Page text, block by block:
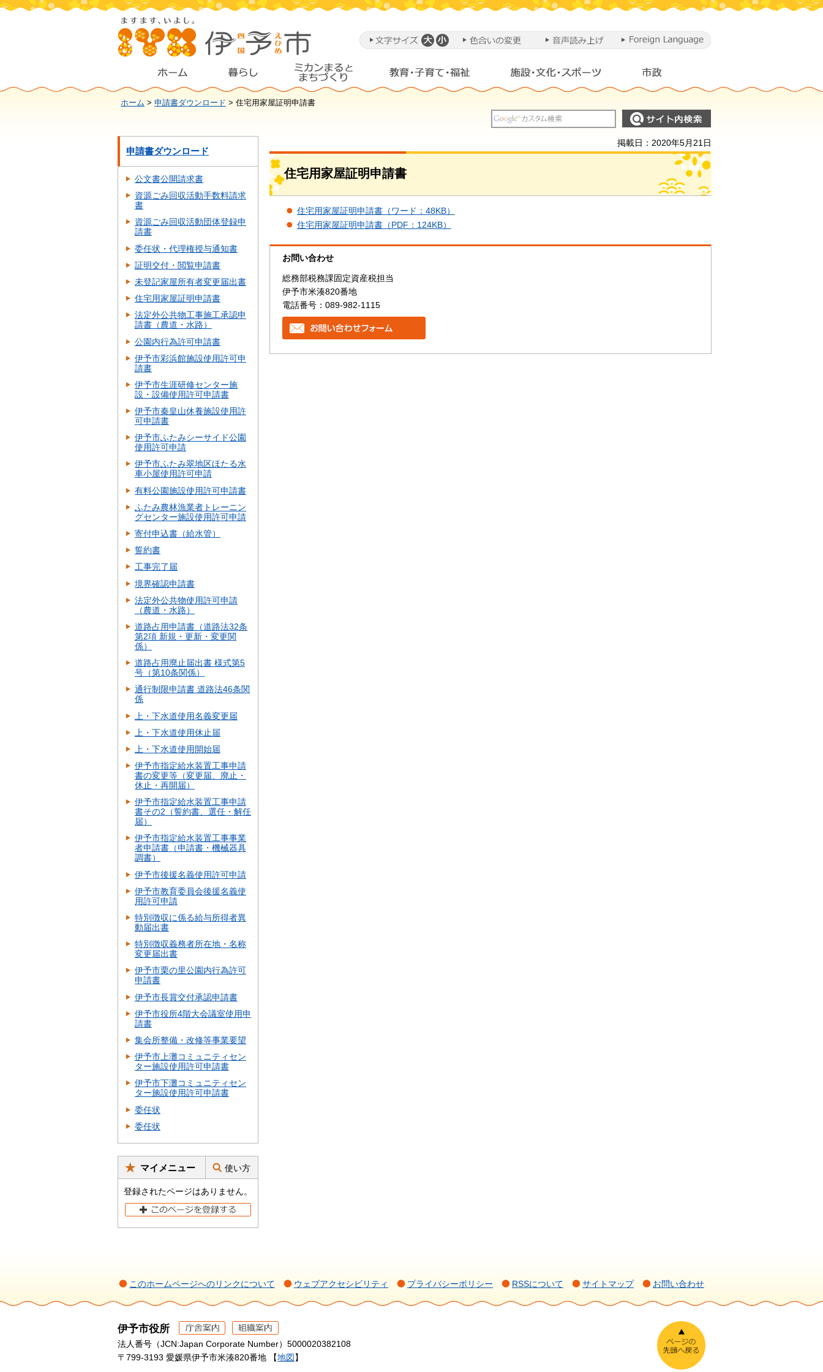
ホーム > 申請書ダウンロード > 住宅用家屋証明申請書
申請書ダウンロード
公文書公開請求書
資源ごみ回収活動手数料請求
書
資源ごみ回収活動団体登録申
請書
委任状・代理権授与通知書
証明交付・閲覧申請書
未登記家屋所有者変更届出書
住宅用家屋証明申請書
法定外公共物工事施工承認申
請書（農道・水路）
公園内行為許可申請書
伊予市彩浜館施設使用許可申
請書
伊予市生涯研修センター施
設・設備使用許可申請書
伊予市秦皇山休養施設使用許
可申請書
伊予市ふたみシーサイド公園
使用許可申請
伊予市ふたみ翠地区ほたる水
車小屋使用許可申請
有料公園施設使用許可申請書
ふたみ農林漁業者トレーニン
グセンター施設使用許可申請
寄付申込書（給水管）
誓約書
工事完了届
境界確認申請書
法定外公共物使用許可申請
（農道・水路）
道路占用申請書（道路法32条
第2項 新規・更新・変更関
係）
道路占用廃止届出書 様式第5
号（第10条関係）
通行制限申請書 道路法46条関
係
上・下水道使用名義変更届
上・下水道使用休止届
上・下水道使用開始届
伊予市指定給水装置工事申請
書の変更等（変更届、廃止・
休止・再開届）
伊予市指定給水装置工事申請
書その2（誓約書、選任・解任
届）
伊予市指定給水装置工事事業
者申請書（申請書・機械器具
調書）
伊予市後援名義使用許可申請
伊予市教育委員会後援名義使
用許可申請
特別徴収に係る給与所得者異
動届出書
特別徴収義務者所在地・名称
変更届出書
伊予市栗の里公園内行為許可
申請書
伊予市長賞交付承認申請書
伊予市役所4階大会議室使用申
請書
集会所整備・改修等事業要望
伊予市上灘コミュニティセン
ター施設使用許可申請書
伊予市下灘コミュニティセン
ター施設使用許可申請書
委任状
委任状
マイメニュー 使い方
登録されたページはありません。
掲載日：2020年5月21日
住宅用家屋証明申請書
住宅用家屋証明申請書（ワード：48KB）
住宅用家屋証明申請書（PDF：124KB）
お問い合わせ
総務部税務課固定資産税担当
伊予市米湊820番地
電話番号：089-982-1115
このホームページへのリンクについて ウェブアクセシビリティ プライバシーポリシー RSSについて サイトマップ お問い合わせ
伊予市役所
法人番号（JCN:Japan Corporate Number）5000020382108
〒799-3193 愛媛県伊予市米湊820番地 【地図 】